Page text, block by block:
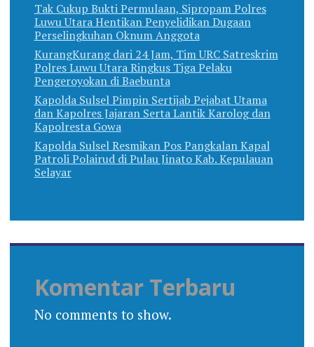
Tak Cukup Bukti Permulaan, Sipropam Polres
Luwu Utara Hentikan Penyelidikan Dugaan
Perselingkuhan Oknum Anggota
KurangKurang dari 24 Jam, Tim URC Satreskrim
Polres Luwu Utara Ringkus Tiga Pelaku
Pengeroyokan di Baebunta
Kapolda Sulsel Pimpin Sertijab Pejabat Utama
dan Kapolres Jajaran Serta Lantik Karolog dan
Kapolresta Gowa
Kapolda Sulsel Resmikan Pos Pangkalan Kapal
Patroli Polairud di Pulau Jinato Kab. Kepulauan
Selayar
Komentar Terbaru
No comments to show.